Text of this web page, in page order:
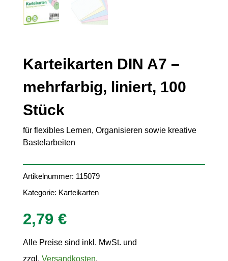
Karteikarten DIN A7 –
mehrfarbig, liniert, 100
Stück
für flexibles Lernen, Organisieren sowie kreative
Bastelarbeiten
Artikelnummer: 115079
Kategorie: Karteikarten
2,79 €
Alle Preise sind inkl. MwSt. und
zzgl. Versandkosten.